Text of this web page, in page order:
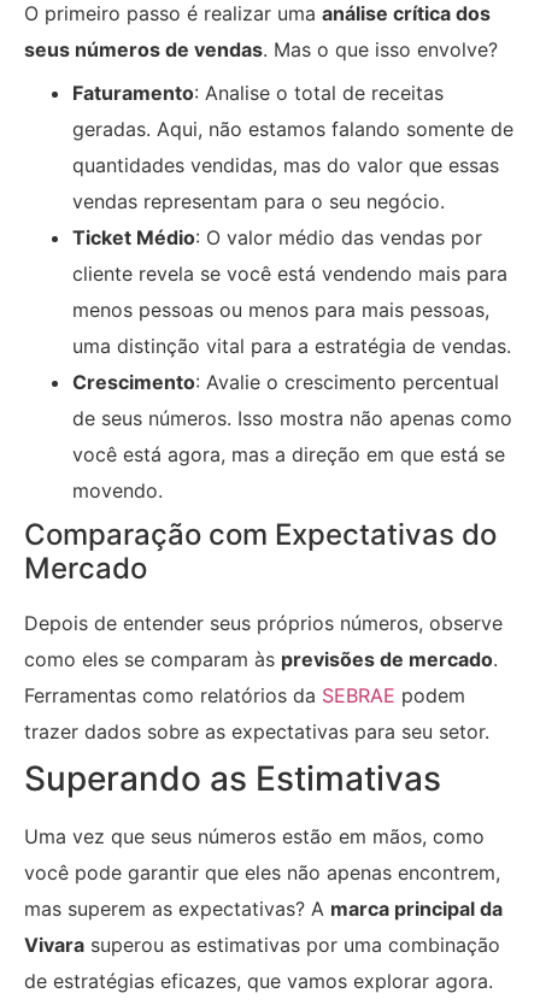
O primeiro passo é realizar uma análise crítica dos
seus números de vendas. Mas o que isso envolve?
Faturamento: Analise o total de receitas
geradas. Aqui, não estamos falando somente de
quantidades vendidas, mas do valor que essas
vendas representam para o seu negócio.
Ticket Médio: O valor médio das vendas por
cliente revela se você está vendendo mais para
menos pessoas ou menos para mais pessoas,
uma distinção vital para a estratégia de vendas.
Crescimento: Avalie o crescimento percentual
de seus números. Isso mostra não apenas como
você está agora, mas a direção em que está se
movendo.
Comparação com Expectativas do
Mercado
Depois de entender seus próprios números, observe
como eles se comparam às previsões de mercado.
Ferramentas como relatórios da SEBRAE podem
trazer dados sobre as expectativas para seu setor.
Superando as Estimativas
Uma vez que seus números estão em mãos, como
você pode garantir que eles não apenas encontrem,
mas superem as expectativas? A marca principal da
Vivara superou as estimativas por uma combinação
de estratégias eficazes, que vamos explorar agora.